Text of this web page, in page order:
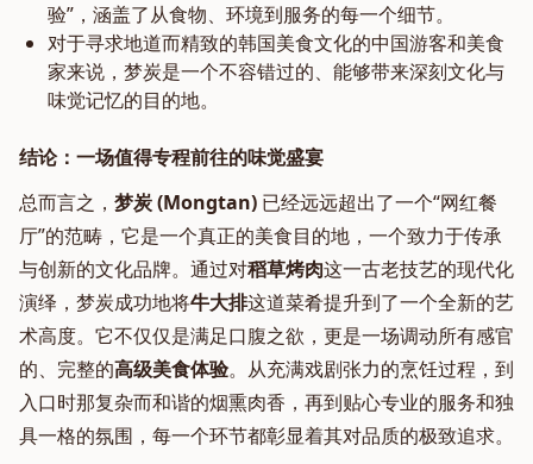
验”，涵盖了从食物、环境到服务的每一个细节。
对于寻求地道而精致的韩国美食文化的中国游客和美食
家来说，梦炭是一个不容错过的、能够带来深刻文化与
味觉记忆的目的地。
结论：一场值得专程前往的味觉盛宴
总而言之， 梦炭 (Mongtan) 已经远远超出了一个“网红餐
厅”的范畴，它是一个真正的美食目的地，一个致力于传承
与创新的文化品牌。通过对稻草烤肉这一古老技艺的现代化
演绎，梦炭成功地将牛大排这道菜肴提升到了一个全新的艺
术高度。它不仅仅是满足口腹之欲，更是一场调动所有感官
的、完整的高级美食体验。从充满戏剧张力的烹饪过程，到
入口时那复杂而和谐的烟熏肉香，再到贴心专业的服务和独
具一格的氛围，每一个环节都彰显着其对品质的极致追求。